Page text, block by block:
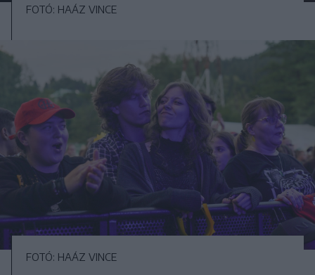
FOTÓ: HAÁZ VINCE
FOTÓ: HAÁZ VINCE